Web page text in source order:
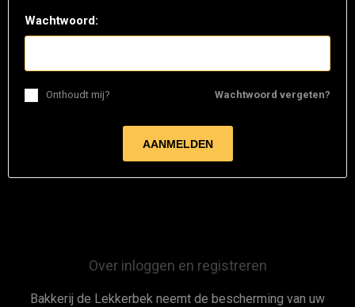
Wachtwoord:
Wachtwoord vergeten?
Onthoudt mij?
Over inloggen en registreren
Bakkerij de Lekkerbek neemt de bescherming van uw